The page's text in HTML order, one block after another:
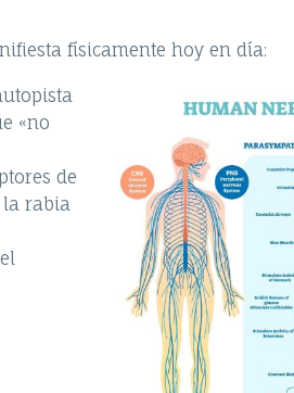
físicamente hoy en día:
«no
de
la rabia